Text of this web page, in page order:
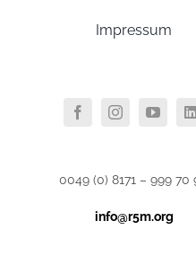
Impressum
0049 (0) 8171 – 999 70
info@r5m.org